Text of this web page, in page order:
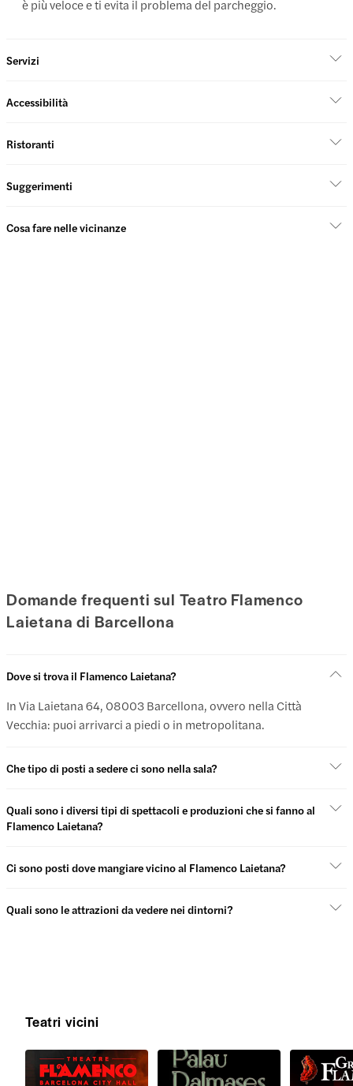
è più veloce e ti evita il problema del parcheggio.
Servizi
Accessibilità
Ristoranti
Suggerimenti
Cosa fare nelle vicinanze
Domande frequenti sul Teatro Flamenco
Laietana di Barcellona
Dove si trova il Flamenco Laietana?
In Via Laietana 64, 08003 Barcellona, ovvero nella Città
Vecchia: puoi arrivarci a piedi o in metropolitana.
Che tipo di posti a sedere ci sono nella sala?
Quali sono i diversi tipi di spettacoli e produzioni che si fanno al
Flamenco Laietana?
Ci sono posti dove mangiare vicino al Flamenco Laietana?
Quali sono le attrazioni da vedere nei dintorni?
Teatri vicini